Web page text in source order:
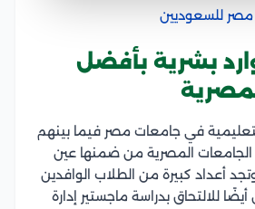
مصر للسعوديين
بشرية بأفضل
في جامعات مصر فيما بينهم
الجامعات المصرية من ضمنها عين
تجد أعداد كبيرة من الطلاب الوافدين
للالتحاق بدراسة ماجستير إدارة